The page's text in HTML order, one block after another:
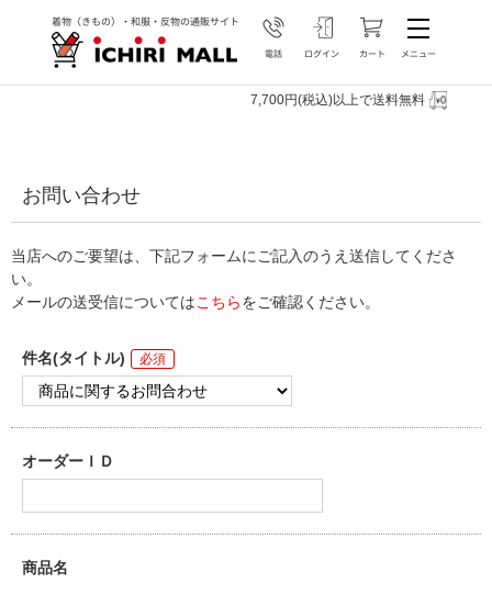
7,700円(税込)以上で送料無料
お問い合わせ
当店へのご要望は、下記フォームにご記入のうえ送信してくださ
い。
メールの送受信についてはこちらをご確認ください。
件名(タイトル)
オーダーＩＤ
商品名